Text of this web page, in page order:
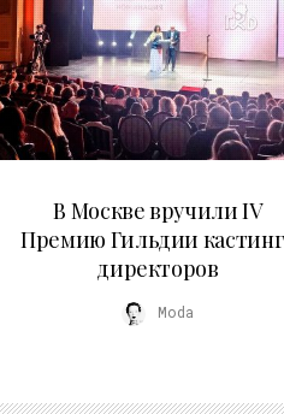
В Москве вручили IV
Премию Гильдии
директоров
Moda